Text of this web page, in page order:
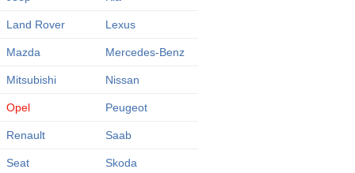
Land Rover Lexus
Mazda Mercedes-Benz
Mitsubishi Nissan
Opel Peugeot
Renault Saab
Seat Skoda